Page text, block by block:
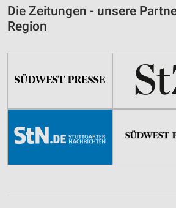
Die Zeitungen - unsere
Region